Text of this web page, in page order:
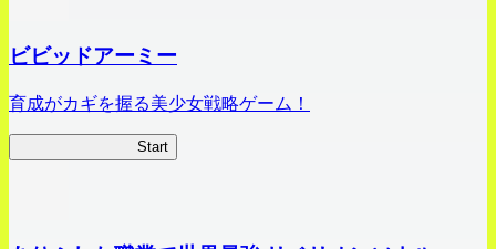
ビビッドアーミー
育成がカギを握る美少女戦略ゲーム！
Start